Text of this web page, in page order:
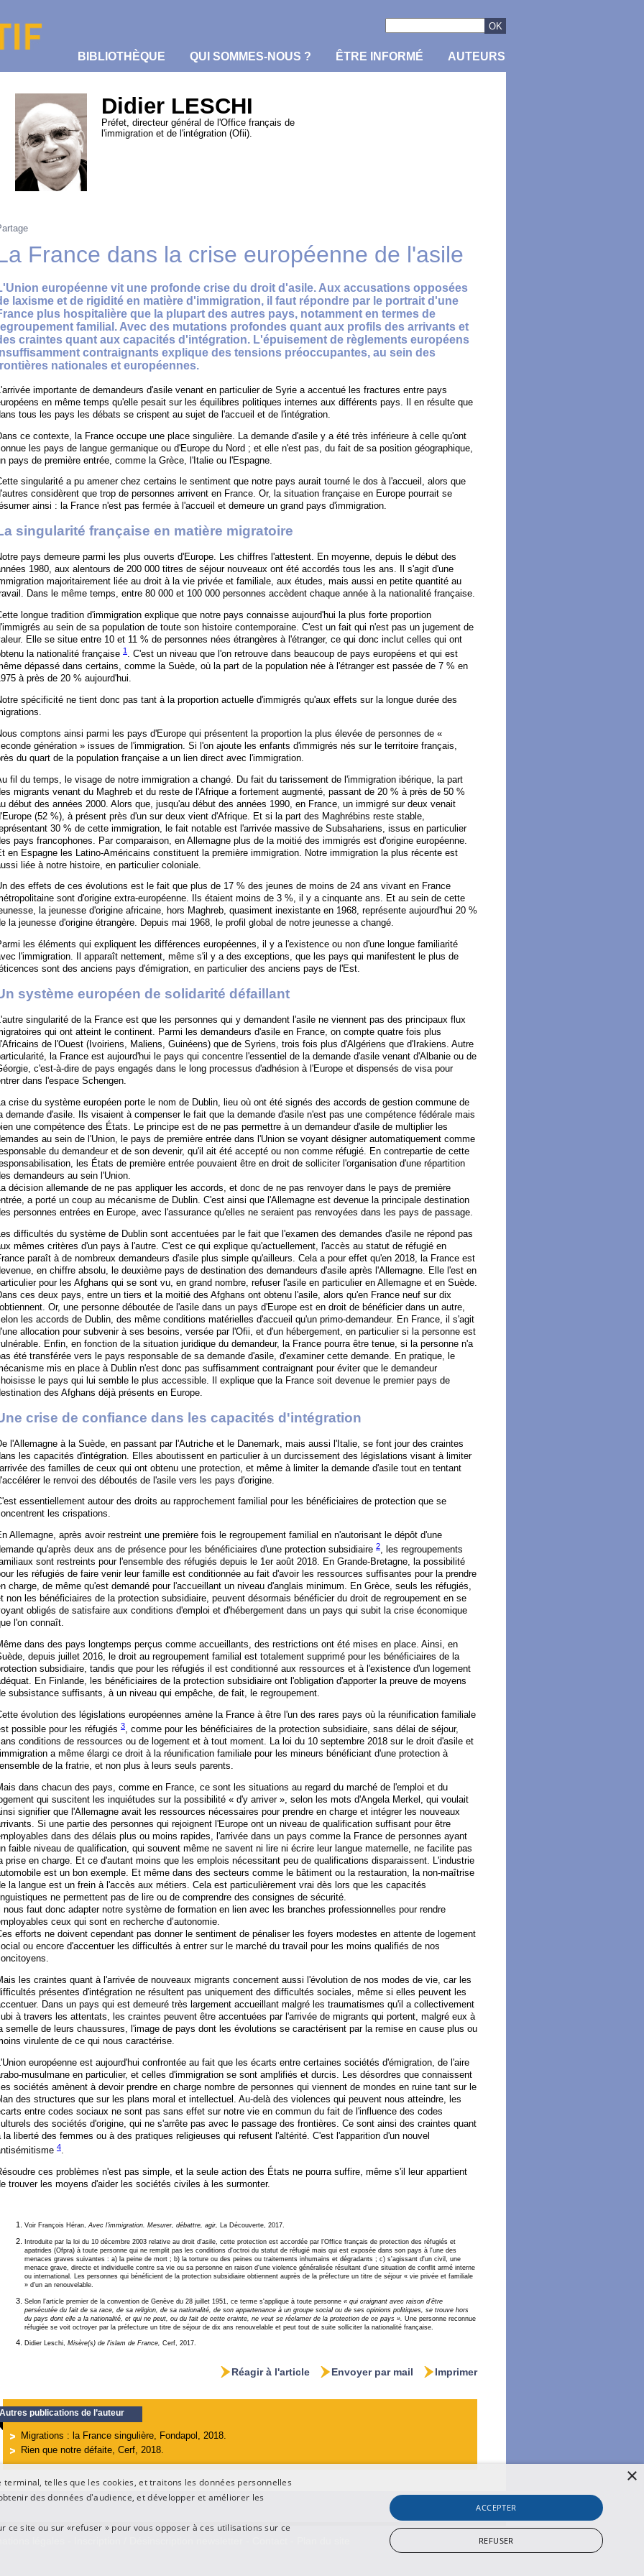
BIBLIOTHÈQUE QUI SOMMES-NOUS ? ÊTRE INFORMÉ AUTEURS
Didier LESCHI
Préfet, directeur général de l'Office français de
l'immigration et de l'intégration (Ofii).
France dans la crise européenne de l'asile
européenne vit une profonde crise du droit d'asile. Aux accusations opposées
laxisme et de rigidité en matière d'immigration, il faut répondre par le portrait d'une
plus hospitalière que la plupart des autres pays, notamment en termes de
familial. Avec des mutations profondes quant aux profils des arrivants et
craintes quant aux capacités d'intégration. L'épuisement de règlements européens
contraignants explique des tensions préoccupantes, au sein des
nationales et européennes.
L'arrivée importante de demandeurs d'asile venant en particulier de Syrie a accentué les fractures entre pays
en même temps qu'elle pesait sur les équilibres politiques internes aux différents pays. Il en résulte que
tous les pays les débats se crispent au sujet de l'accueil et de l'intégration.
ce contexte, la France occupe une place singulière. La demande d'asile y a été très inférieure à celle qu'ont
les pays de langue germanique ou d'Europe du Nord ; et elle n'est pas, du fait de sa position géographique,
pays de première entrée, comme la Grèce, l'Italie ou l'Espagne.
singularité a pu amener chez certains le sentiment que notre pays aurait tourné le dos à l'accueil, alors que
considèrent que trop de personnes arrivent en France. Or, la situation française en Europe pourrait se
ainsi : la France n'est pas fermée à l'accueil et demeure un grand pays d'immigration.
singularité française en matière migratoire
pays demeure parmi les plus ouverts d'Europe. Les chiffres l'attestent. En moyenne, depuis le début des
1980, aux alentours de 200 000 titres de séjour nouveaux ont été accordés tous les ans. Il s'agit d'une
majoritairement liée au droit à la vie privée et familiale, aux études, mais aussi en petite quantité au
Dans le même temps, entre 80 000 et 100 000 personnes accèdent chaque année à la nationalité française.
longue tradition d'immigration explique que notre pays connaisse aujourd'hui la plus forte proportion
au sein de sa population de toute son histoire contemporaine. C'est un fait qui n'est pas un jugement de
Elle se situe entre 10 et 11 % de personnes nées étrangères à l'étranger, ce qui donc inclut celles qui ont
la nationalité française 1 . C'est un niveau que l'on retrouve dans beaucoup de pays européens et qui est
dépassé dans certains, comme la Suède, où la part de la population née à l'étranger est passée de 7 % en
à près de 20 % aujourd'hui.
spécificité ne tient donc pas tant à la proportion actuelle d'immigrés qu'aux effets sur la longue durée des
comptons ainsi parmi les pays d'Europe qui présentent la proportion la plus élevée de personnes de «
génération » issues de l'immigration. Si l'on ajoute les enfants d'immigrés nés sur le territoire français,
du quart de la population française a un lien direct avec l'immigration.
fil du temps, le visage de notre immigration a changé. Du fait du tarissement de l'immigration ibérique, la part
migrants venant du Maghreb et du reste de l'Afrique a fortement augmenté, passant de 20 % à près de 50 %
début des années 2000. Alors que, jusqu'au début des années 1990, en France, un immigré sur deux venait
(52 %), à présent près d'un sur deux vient d'Afrique. Et si la part des Maghrébins reste stable,
30 % de cette immigration, le fait notable est l'arrivée massive de Subsahariens, issus en particulier
pays francophones. Par comparaison, en Allemagne plus de la moitié des immigrés est d'origine européenne.
en Espagne les Latino-Américains constituent la première immigration. Notre immigration la plus récente est
liée à notre histoire, en particulier coloniale.
des effets de ces évolutions est le fait que plus de 17 % des jeunes de moins de 24 ans vivant en France
sont d'origine extra-européenne. Ils étaient moins de 3 %, il y a cinquante ans. Et au sein de cette
la jeunesse d'origine africaine, hors Maghreb, quasiment inexistante en 1968, représente aujourd'hui 20 %
la jeunesse d'origine étrangère. Depuis mai 1968, le profil global de notre jeunesse a changé.
les éléments qui expliquent les différences européennes, il y a l'existence ou non d'une longue familiarité
l'immigration. Il apparaît nettement, même s'il y a des exceptions, que les pays qui manifestent le plus de
sont des anciens pays d'émigration, en particulier des anciens pays de l'Est.
système européen de solidarité défaillant
singularité de la France est que les personnes qui y demandent l'asile ne viennent pas des principaux flux
qui ont atteint le continent. Parmi les demandeurs d'asile en France, on compte quatre fois plus
de l'Ouest (Ivoiriens, Maliens, Guinéens) que de Syriens, trois fois plus d'Algériens que d'Irakiens. Autre
la France est aujourd'hui le pays qui concentre l'essentiel de la demande d'asile venant d'Albanie ou de
c'est-à-dire de pays engagés dans le long processus d'adhésion à l'Europe et dispensés de visa pour
dans l'espace Schengen.
La crise du système européen porte le nom de Dublin, lieu où ont été signés des accords de gestion commune de
demande d'asile. Ils visaient à compenser le fait que la demande d'asile n'est pas une compétence fédérale mais
une compétence des États. Le principe est de ne pas permettre à un demandeur d'asile de multiplier les
au sein de l'Union, le pays de première entrée dans l'Union se voyant désigner automatiquement comme
du demandeur et de son devenir, qu'il ait été accepté ou non comme réfugié. En contrepartie de cette
les États de première entrée pouvaient être en droit de solliciter l'organisation d'une répartition
demandeurs au sein l'Union.
La décision allemande de ne pas appliquer les accords, et donc de ne pas renvoyer dans le pays de première
a porté un coup au mécanisme de Dublin. C'est ainsi que l'Allemagne est devenue la principale destination
personnes entrées en Europe, avec l'assurance qu'elles ne seraient pas renvoyées dans les pays de passage.
difficultés du système de Dublin sont accentuées par le fait que l'examen des demandes d'asile ne répond pas
mêmes critères d'un pays à l'autre. C'est ce qui explique qu'actuellement, l'accès au statut de réfugié en
paraît à de nombreux demandeurs d'asile plus simple qu'ailleurs. Cela a pour effet qu'en 2018, la France est
en chiffre absolu, le deuxième pays de destination des demandeurs d'asile après l'Allemagne. Elle l'est en
pour les Afghans qui se sont vu, en grand nombre, refuser l'asile en particulier en Allemagne et en Suède.
ces deux pays, entre un tiers et la moitié des Afghans ont obtenu l'asile, alors qu'en France neuf sur dix
Or, une personne déboutée de l'asile dans un pays d'Europe est en droit de bénéficier dans un autre,
les accords de Dublin, des même conditions matérielles d'accueil qu'un primo-demandeur. En France, il s'agit
allocation pour subvenir à ses besoins, versée par l'Ofii, et d'un hébergement, en particulier si la personne est
Enfin, en fonction de la situation juridique du demandeur, la France pourra être tenue, si la personne n'a
été transférée vers le pays responsable de sa demande d'asile, d'examiner cette demande. En pratique, le
mis en place à Dublin n'est donc pas suffisamment contraignant pour éviter que le demandeur
le pays qui lui semble le plus accessible. Il explique que la France soit devenue le premier pays de
des Afghans déjà présents en Europe.
crise de confiance dans les capacités d'intégration
l'Allemagne à la Suède, en passant par l'Autriche et le Danemark, mais aussi l'Italie, se font jour des craintes
les capacités d'intégration. Elles aboutissent en particulier à un durcissement des législations visant à limiter
des familles de ceux qui ont obtenu une protection, et même à limiter la demande d'asile tout en tentant
le renvoi des déboutés de l'asile vers les pays d'origine.
essentiellement autour des droits au rapprochement familial pour les bénéficiaires de protection que se
les crispations.
Allemagne, après avoir restreint une première fois le regroupement familial en n'autorisant le dépôt d'une
qu'après deux ans de présence pour les bénéficiaires d'une protection subsidiaire 2, les regroupements
sont restreints pour l'ensemble des réfugiés depuis le 1er août 2018. En Grande-Bretagne, la possibilité
les réfugiés de faire venir leur famille est conditionnée au fait d'avoir les ressources suffisantes pour la prendre
charge, de même qu'est demandé pour l'accueillant un niveau d'anglais minimum. En Grèce, seuls les réfugiés,
non les bénéficiaires de la protection subsidiaire, peuvent désormais bénéficier du droit de regroupement en se
obligés de satisfaire aux conditions d'emploi et d'hébergement dans un pays qui subit la crise économique
l'on connaît.
dans des pays longtemps perçus comme accueillants, des restrictions ont été mises en place. Ainsi, en
depuis juillet 2016, le droit au regroupement familial est totalement supprimé pour les bénéficiaires de la
subsidiaire, tandis que pour les réfugiés il est conditionné aux ressources et à l'existence d'un logement
En Finlande, les bénéficiaires de la protection subsidiaire ont l'obligation d'apporter la preuve de moyens
subsistance suffisants, à un niveau qui empêche, de fait, le regroupement.
évolution des législations européennes amène la France à être l'un des rares pays où la réunification familiale
possible pour les réfugiés 3, comme pour les bénéficiaires de la protection subsidiaire, sans délai de séjour,
conditions de ressources ou de logement et à tout moment. La loi du 10 septembre 2018 sur le droit d'asile et
a même élargi ce droit à la réunification familiale pour les mineurs bénéficiant d'une protection à
de la fratrie, et non plus à leurs seuls parents.
dans chacun des pays, comme en France, ce sont les situations au regard du marché de l'emploi et du
qui suscitent les inquiétudes sur la possibilité « d'y arriver », selon les mots d'Angela Merkel, qui voulait
signifier que l'Allemagne avait les ressources nécessaires pour prendre en charge et intégrer les nouveaux
Si une partie des personnes qui rejoignent l'Europe ont un niveau de qualification suffisant pour être
dans des délais plus ou moins rapides, l'arrivée dans un pays comme la France de personnes ayant
faible niveau de qualification, qui souvent même ne savent ni lire ni écrire leur langue maternelle, ne facilite pas
prise en charge. Et ce d'autant moins que les emplois nécessitant peu de qualifications disparaissent. L'industrie
est un bon exemple. Et même dans des secteurs comme le bâtiment ou la restauration, la non-maîtrise
la langue est un frein à l'accès aux métiers. Cela est particulièrement vrai dès lors que les capacités
ne permettent pas de lire ou de comprendre des consignes de sécurité.
Il nous faut donc adapter notre système de formation en lien avec les branches professionnelles pour rendre
ceux qui sont en recherche d’autonomie.
efforts ne doivent cependant pas donner le sentiment de pénaliser les foyers modestes en attente de logement
ou encore d'accentuer les difficultés à entrer sur le marché du travail pour les moins qualifiés de nos
les craintes quant à l'arrivée de nouveaux migrants concernent aussi l'évolution de nos modes de vie, car les
présentes d'intégration ne résultent pas uniquement des difficultés sociales, même si elles peuvent les
Dans un pays qui est demeuré très largement accueillant malgré les traumatismes qu'il a collectivement
à travers les attentats, les craintes peuvent être accentuées par l'arrivée de migrants qui portent, malgré eux à
semelle de leurs chaussures, l'image de pays dont les évolutions se caractérisent par la remise en cause plus ou
virulente de ce qui nous caractérise.
européenne est aujourd'hui confrontée au fait que les écarts entre certaines sociétés d'émigration, de l'aire
musulmane en particulier, et celles d'immigration se sont amplifiés et durcis. Les désordres que connaissent
sociétés amènent à devoir prendre en charge nombre de personnes qui viennent de mondes en ruine tant sur le
des structures que sur les plans moral et intellectuel. Au-delà des violences qui peuvent nous atteindre, les
entre codes sociaux ne sont pas sans effet sur notre vie en commun du fait de l'influence des codes
des sociétés d'origine, qui ne s'arrête pas avec le passage des frontières. Ce sont ainsi des craintes quant
la liberté des femmes ou à des pratiques religieuses qui refusent l'altérité. C'est l'apparition d'un nouvel
4
ces problèmes n'est pas simple, et la seule action des États ne pourra suffire, même s'il leur appartient
trouver les moyens d'aider les sociétés civiles à les surmonter.
Voir François Héran,Avec l'immigration. Mesurer, débattre, agir, La Découverte, 2017.
Introduite par la loi du 10 décembre 2003 relative au droit d'asile, cette protection est accordée par l'Office français de protection des réfugiés et
apatrides (Ofpra) à toute personne qui ne remplit pas les conditions d'octroi du statut de réfugié mais qui est exposée dans son pays à l'une des
menaces graves suivantes : a) la peine de mort ; b) la torture ou des peines ou traitements inhumains et dégradants ; c) s'agissant d'un civil, une
menace grave, directe et individuelle contre sa vie ou sa personne en raison d'une violence généralisée résultant d'une situation de conflit armé interne
ou international. Les personnes qui bénéficient de la protection subsidiaire obtiennent auprès de la préfecture un titre de séjour « vie privée et familiale
» d'un an renouvelable.
Selon l'article premier de la convention de Genève du 28 juillet 1951, ce terme s'applique à toute personne « qui craignant avec raison d'être
persécutée du fait de sa race, de sa religion, de sa nationalité, de son appartenance à un groupe social ou de ses opinions politiques, se trouve hors
du pays dont elle a la nationalité, et qui ne peut, ou du fait de cette crainte, ne veut se réclamer de la protection de ce pays ». Une personne reconnue
réfugiée se voit octroyer par la préfecture un titre de séjour de dix ans renouvelable et peut tout de suite solliciter la nationalité française.
Didier Leschi, Misère(s) de l'islam de France, Cerf, 2017.
Imprimer
Envoyer par mail
Réagir à l'article
Autres publications de l’auteur
Migrations : la France singulière, Fondapol, 2018.
Rien que notre défaite, Cerf, 2018.
telles que les cookies, et traitons les données personnelles
des données d'audience, et développer et améliorer les
site ou sur «refuser » pour vous opposer à ces utilisations sur ce
ACCEPTER
REFUSER
×